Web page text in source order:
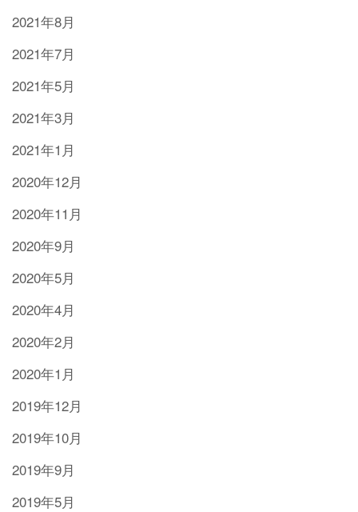
2021年8月
2021年7月
2021年5月
2021年3月
2021年1月
2020年12月
2020年11月
2020年9月
2020年5月
2020年4月
2020年2月
2020年1月
2019年12月
2019年10月
2019年9月
2019年5月